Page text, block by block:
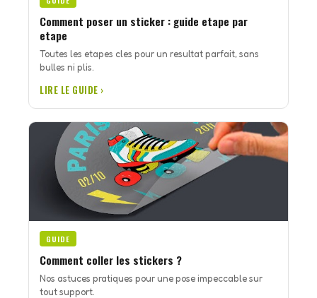
Comment poser un sticker : guide etape par
etape
Toutes les etapes cles pour un resultat parfait, sans
bulles ni plis.
LIRE LE GUIDE ›
GUIDE
Comment coller les stickers ?
Nos astuces pratiques pour une pose impeccable sur
tout support.